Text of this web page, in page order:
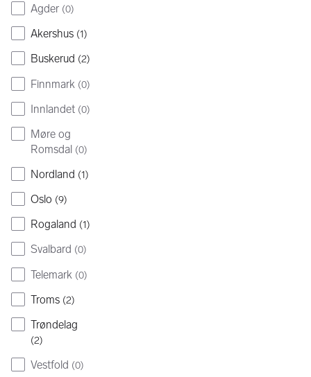
Agder (0)
Akershus (1)
Buskerud (2)
Finnmark (0)
Innlandet (0)
Møre og
Romsdal (0)
Nordland (1)
Oslo (9)
Rogaland (1)
Svalbard (0)
Telemark (0)
Troms (2)
Trøndelag
(2)
Vestfold (0)